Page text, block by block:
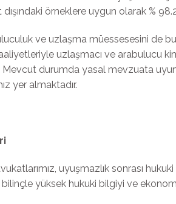
örneklere uygun olarak %
ve uzlaşma müessesesini de
uzlaşmacı ve arabulucu
durumda yasal mevzuata
yer almaktadır.
uyuşmazlık sonrası
yüksek hukuki bilgiyi ve